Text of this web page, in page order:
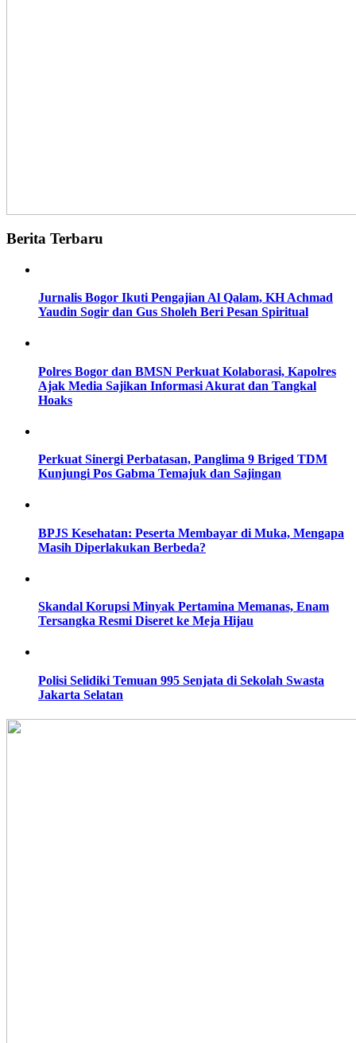
Berita Terbaru
Jurnalis Bogor Ikuti Pengajian Al Qalam, KH Achmad
Yaudin Sogir dan Gus Sholeh Beri Pesan Spiritual
Polres Bogor dan BMSN Perkuat Kolaborasi, Kapolres
Ajak Media Sajikan Informasi Akurat dan Tangkal
Hoaks
Perkuat Sinergi Perbatasan, Panglima 9 Briged TDM
Kunjungi Pos Gabma Temajuk dan Sajingan
BPJS Kesehatan: Peserta Membayar di Muka, Mengapa
Masih Diperlakukan Berbeda?
Skandal Korupsi Minyak Pertamina Memanas, Enam
Tersangka Resmi Diseret ke Meja Hijau
Polisi Selidiki Temuan 995 Senjata di Sekolah Swasta
Jakarta Selatan